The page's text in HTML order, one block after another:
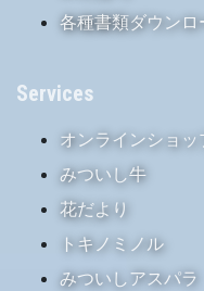
各種書類ダウンロ
Services
オンラインショッ
みついし牛
花だより
トキノミノル
みついしアスパラ